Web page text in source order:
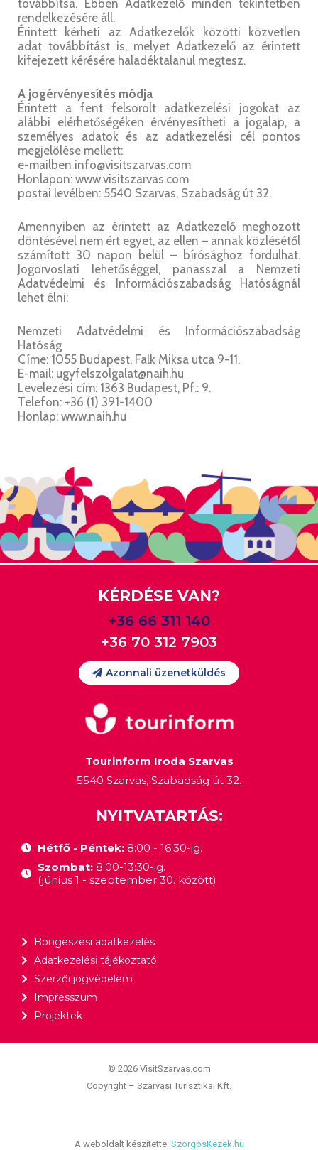
továbbítsa. Ebben Adatkezelő minden tekintetben
rendelkezésére áll.
Érintett kérheti az Adatkezelők közötti közvetlen
adat továbbítást is, melyet Adatkezelő az érintett
kifejezett kérésére haladéktalanul megtesz.
A jogérvényesítés módja
Érintett a fent felsorolt adatkezelési jogokat az
alábbi elérhetőségéken érvényesítheti a jogalap, a
személyes adatok és az adatkezelési cél pontos
megjelölése mellett:
e-mailben info@visitszarvas.com
Honlapon: www.visitszarvas.com
postai levélben: 5540 Szarvas, Szabadság út 32.
Amennyiben az érintett az Adatkezelő meghozott
döntésével nem ért egyet, az ellen – annak közlésétől
számított 30 napon belül – bírósághoz fordulhat.
Jogorvoslati lehetőséggel, panasszal a Nemzeti
Adatvédelmi és Információszabadság Hatóságnál
lehet élni:
Nemzeti Adatvédelmi és Információszabadság
Hatóság
Címe: 1055 Budapest, Falk Miksa utca 9-11.
E-mail: ugyfelszolgalat@naih.hu
Levelezési cím: 1363 Budapest, Pf.: 9.
Telefon: +36 (1) 391-1400
Honlap: www.naih.hu
KÉRDÉSE VAN?
+36 66 311 140
+36 70 312 7903
Azonnali üzenetküldés
Tourinform Iroda Szarvas
5540 Szarvas, Szabadság út 32.
NYITVATARTÁS:
Hétfő - Péntek:8:00 - 16:30-ig.
Szombat: 8:00-13:30-ig.
(június 1 - szeptember 30. között)
Böngészési adatkezelés
Adatkezelési tájékoztató
Szerzői jogvédelem
Impresszum
Projektek
© 2026 VisitSzarvas.com
Copyright – Szarvasi Turisztikai Kft.
A weboldalt készítette: SzorgosKezek.hu